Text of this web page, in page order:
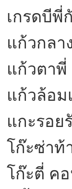
เกรดบีพี่
แก้วกลา
แก้วตาพี่
แก้วล้อม
แกะรอย
โก๊ะซ่าท้
โก๊ะตี่ ค